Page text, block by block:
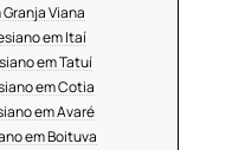
Viana
em Itaí
em Tatuí
em Cotia
em Avaré
em Boituva